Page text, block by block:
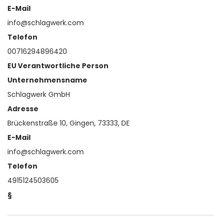
E-Mail
info@schlagwerk.com
Telefon
00716294896420
EU Verantwortliche Person
Unternehmensname
Schlagwerk GmbH
Adresse
Brückenstraße 10, Gingen, 73333, DE
E-Mail
info@schlagwerk.com
Telefon
4915124503605
§